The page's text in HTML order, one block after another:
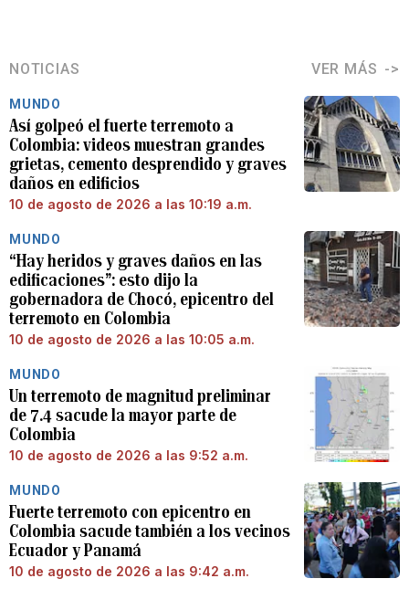
NOTICIAS VER MÁS
MUNDO
Así golpeó el fuerte terremoto a
Colombia: videos muestran grandes
grietas, cemento desprendido y graves
daños en edificios
10 de agosto de 2026 a las 10:19 a.m.
MUNDO
“Hay heridos y graves daños en las
edificaciones”: esto dijo la
gobernadora de Chocó, epicentro del
terremoto en Colombia
10 de agosto de 2026 a las 10:05 a.m.
MUNDO
Un terremoto de magnitud preliminar
de 7.4 sacude la mayor parte de
Colombia
10 de agosto de 2026 a las 9:52 a.m.
MUNDO
Fuerte terremoto con epicentro en
Colombia sacude también a los vecinos
Ecuador y Panamá
10 de agosto de 2026 a las 9:42 a.m.